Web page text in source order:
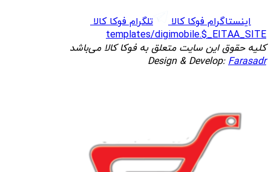
اینستاگرام فوکا کالا
تلگرام فوکا کالا
templates/digimobile.$_EITAA_SITE
کلیه حقوق این سایت متعلق به فوکا کالا می‌باشد
Design & Develop:Farasadr